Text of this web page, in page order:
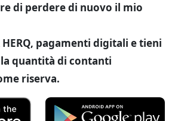
di perdere di nuovo il mio
HERQ, pagamenti digitali e tieni
quantità di contanti
riserva.